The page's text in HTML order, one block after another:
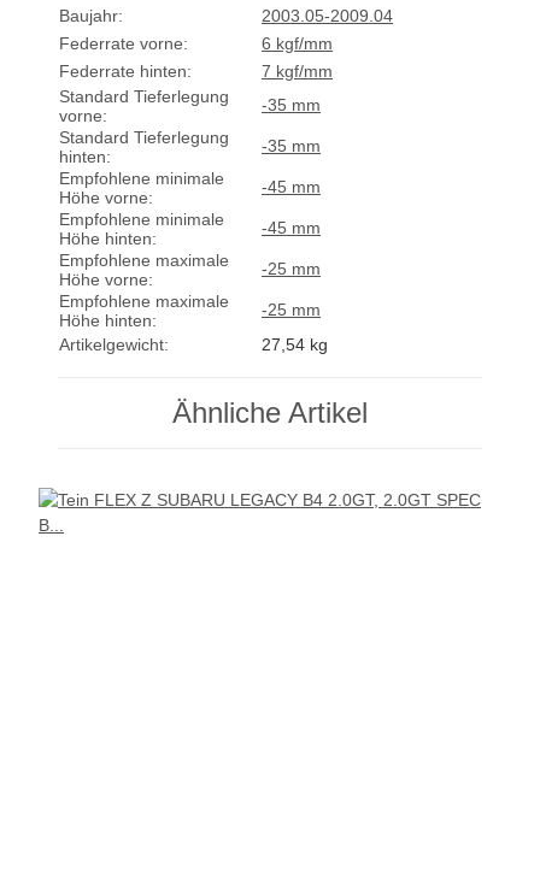
Baujahr:
2003.05-2009.04
Federrate vorne:
6 kgf/mm
Federrate hinten:
7 kgf/mm
Standard Tieferlegung
vorne:
-35 mm
Standard Tieferlegung
hinten:
-35 mm
Empfohlene minimale
Höhe vorne:
-45 mm
Empfohlene minimale
Höhe hinten:
-45 mm
Empfohlene maximale
Höhe vorne:
-25 mm
Empfohlene maximale
Höhe hinten:
-25 mm
Artikelgewicht:
27,54 kg
Ähnliche Artikel